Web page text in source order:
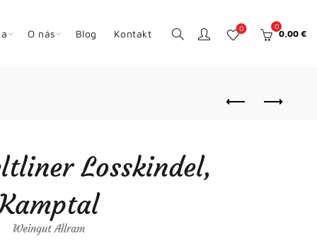
O nás Blog Kontakt 0 0
0,00 €
Losskindel,
Weingut Allram